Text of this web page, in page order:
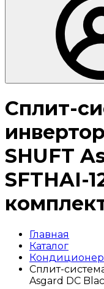
Сплит-
SHUFT
SFTHAI-
Главная
Каталог
Сплит-
Asgard DC